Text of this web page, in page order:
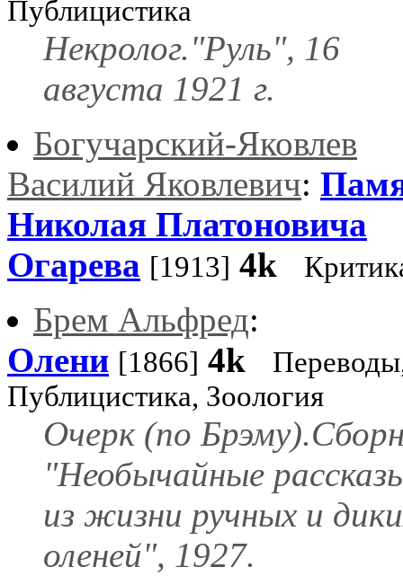
Публицистика
Некролог."Руль", 16
августа 1921 г.
Богучарский-Яковлев
Василий Яковлевич:
Николая Платоновича
Огарева [1913] 4k
Брем Альфред:
Олени [1866] 4k
Публицистика, Зоология
Очерк (по
"Необычайные
из жизни ручных и
оленей", 1927.